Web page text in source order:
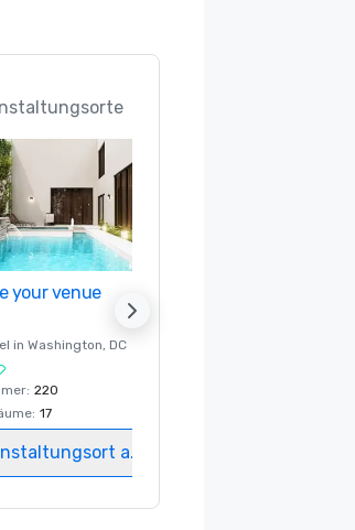
your venue
in Washington, DC
: 220
: 17
auswählen